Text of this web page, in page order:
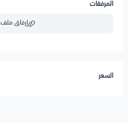
المرفقات
إرفاق ملف
السعر